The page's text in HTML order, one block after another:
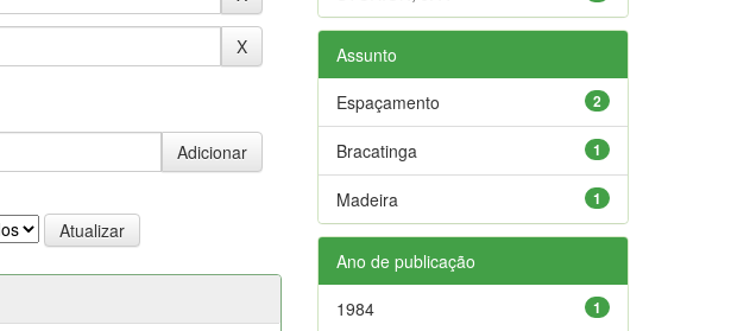
Assunto
2
Espaçamento
1
Bracatinga
1
Madeira
Ano de publicação
1
1984